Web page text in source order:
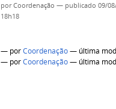
porCoordenação — publicado 09/
18h18
— porCoordenação— última
— porCoordenação— última